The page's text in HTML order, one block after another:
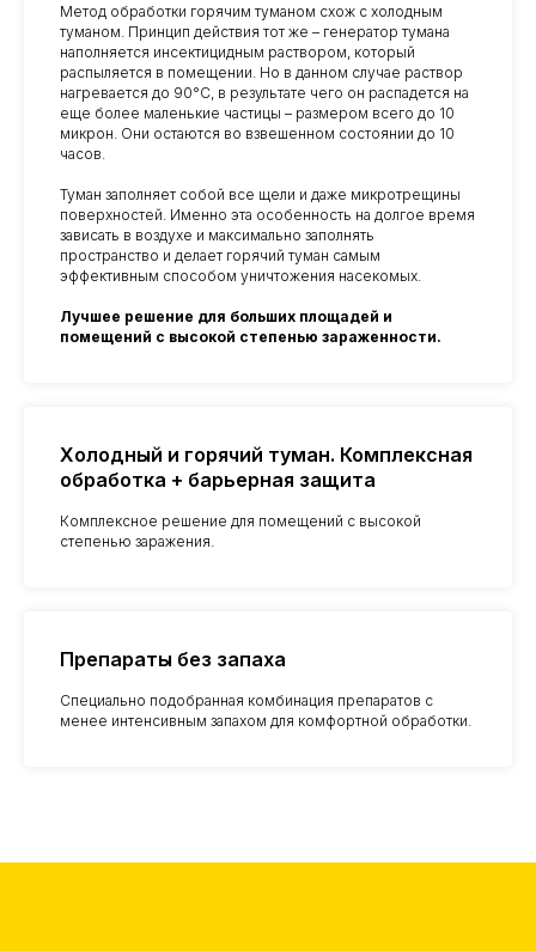
Метод обработки горячим туманом схож с холодным
туманом. Принцип действия тот же – генератор тумана
наполняется инсектицидным раствором, который
распыляется в помещении. Но в данном случае раствор
нагревается до 90°C, в результате чего он распадется на
еще более маленькие частицы – размером всего до 10
микрон. Они остаются во взвешенном состоянии до 10
часов.
Туман заполняет собой все щели и даже микротрещины
поверхностей. Именно эта особенность на долгое время
зависать в воздухе и максимально заполнять
пространство и делает горячий туман самым
эффективным способом уничтожения насекомых.
Лучшее решение для больших площадей и
помещений с высокой степенью зараженности.
Холодный и горячий туман. Комплексная
обработка + барьерная защита
Комплексное решение для помещений с высокой
степенью заражения.
Препараты без запаха
Специально подобранная комбинация препаратов с
менее интенсивным запахом для комфортной обработки.